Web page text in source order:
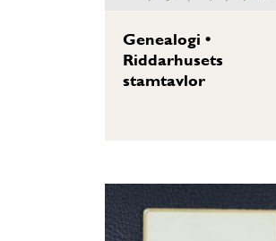
Genealogi •
Riddarhusets
stamtavlor